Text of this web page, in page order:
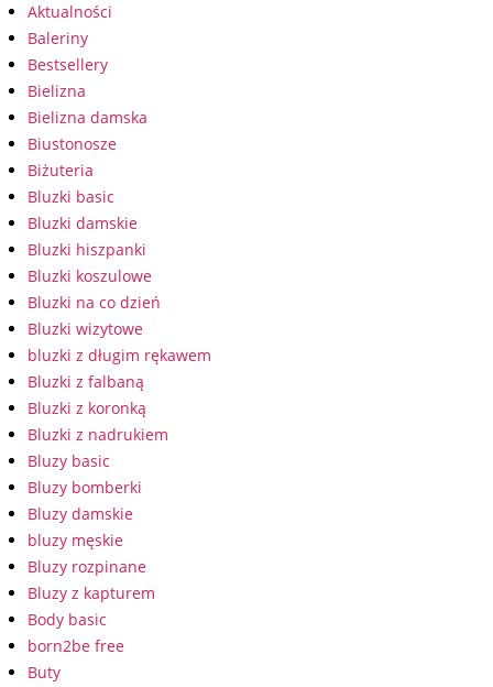
Aktualności
Baleriny
Bestsellery
Bielizna
Bielizna damska
Biustonosze
Biżuteria
Bluzki basic
Bluzki damskie
Bluzki hiszpanki
Bluzki koszulowe
Bluzki na co dzień
Bluzki wizytowe
bluzki z długim rękawem
Bluzki z falbaną
Bluzki z koronką
Bluzki z nadrukiem
Bluzy basic
Bluzy bomberki
Bluzy damskie
bluzy męskie
Bluzy rozpinane
Bluzy z kapturem
Body basic
born2be free
Buty